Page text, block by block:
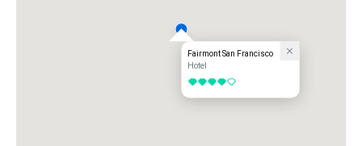
Fairmont San Francisco
Hotel
4 von 5